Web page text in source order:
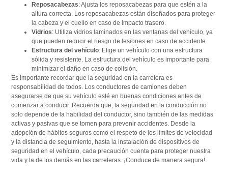
Reposacabezas: Ajusta los reposacabezas para que estén a la
altura correcta. Los reposacabezas están diseñados para proteger
la cabeza y el cuello en caso de impacto trasero.
Vidrios: Utiliza vidrios laminados en las ventanas del vehículo, ya
que pueden reducir el riesgo de lesiones en caso de accidente.
Estructura del vehículo: Elige un vehículo con una estructura
sólida y resistente. La estructura del vehículo es importante para
minimizar el daño en caso de colisión.
Es importante recordar que la seguridad en la carretera es
responsabilidad de todos. Los conductores de camiones deben
asegurarse de que su vehículo esté en buenas condiciones antes de
comenzar a conducir. Recuerda que, la seguridad en la conducción no
solo depende de la habilidad del conductor, sino también de las medidas
activas y pasivas que se tomen para prevenir accidentes. Desde la
adopción de hábitos seguros como el respeto de los límites de velocidad
y la distancia de seguimiento, hasta la instalación de dispositivos de
seguridad en el vehículo, cada precaución cuenta para proteger nuestra
vida y la de los demás en las carreteras. ¡Conduce de manera segura!